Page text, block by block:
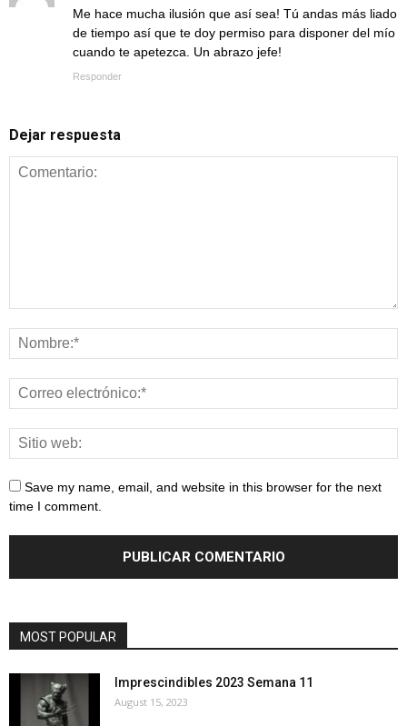
Me hace mucha ilusión que así sea! Tú andas más liado
de tiempo así que te doy permiso para disponer del mío
cuando te apetezca. Un abrazo jefe!
Responder
Dejar respuesta
Save my name, email, and website in this browser for the next
time I comment.
MOST POPULAR
Imprescindibles 2023 Semana 11
August 15, 2023